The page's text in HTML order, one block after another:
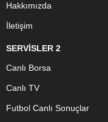
Hakkımızda
İletişim
SERVİSLER 2
Canlı Borsa
Canlı TV
Futbol Canlı Sonuçlar